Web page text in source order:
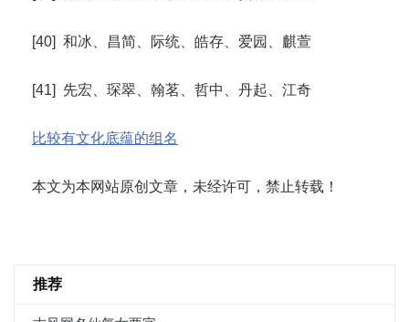
[40] 和冰、昌简、际统、皓存、爱园、麒萱
[41] 先宏、琛翠、翰茗、哲中、丹起、江奇
比较有文化底蕴的组名
本文为本网站原创文章，未经许可，禁止转载！
推荐